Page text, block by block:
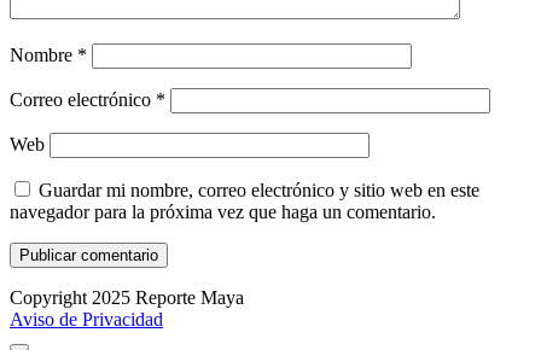
Nombre *
Correo electrónico *
Web
Guardar mi nombre, correo electrónico y sitio web en este
navegador para la próxima vez que haga un comentario.
Copyright 2025 Reporte Maya
Aviso de Privacidad